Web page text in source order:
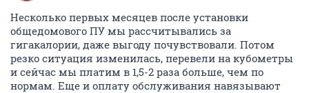
Несколько первых месяцев после установки
общедомового ПУ мы рассчитывались за
гигакалории, даже выгоду почувствовали. Потом
резко ситуация изменилась, перевели на кубометры
и сейчас мы платим в 1,5-2 раза больше, чем по
нормам. Еще и оплату обслуживания навязывают